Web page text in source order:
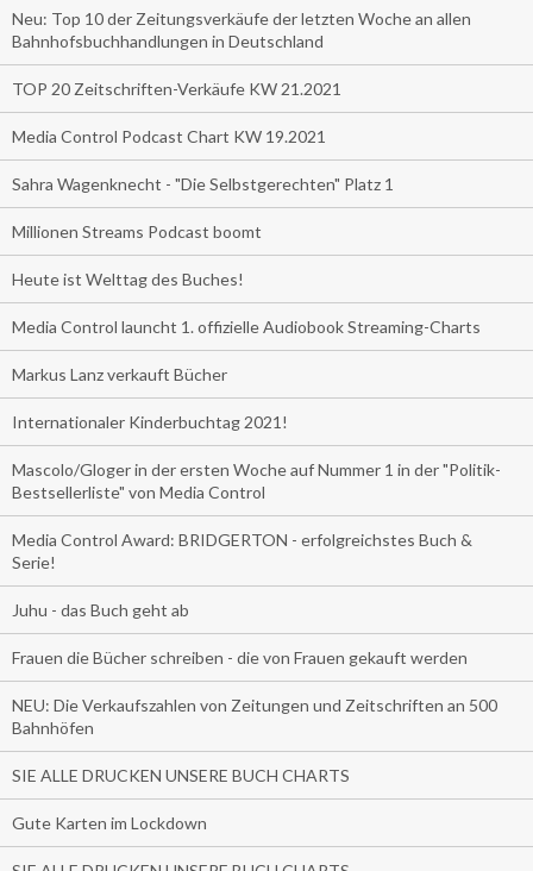
Neu: Top 10 der Zeitungsverkäufe der letzten Woche an allen
Bahnhofsbuchhandlungen in Deutschland
TOP 20 Zeitschriften-Verkäufe KW 21.2021
Media Control Podcast Chart KW 19.2021
Sahra Wagenknecht - "Die Selbstgerechten" Platz 1
Millionen Streams Podcast boomt
Heute ist Welttag des Buches!
Media Control launcht 1. offizielle Audiobook Streaming-Charts
Markus Lanz verkauft Bücher
Internationaler Kinderbuchtag 2021!
Mascolo/Gloger in der ersten Woche auf Nummer 1 in der "Politik-
Bestsellerliste" von Media Control
Media Control Award: BRIDGERTON - erfolgreichstes Buch &
Serie!
Juhu - das Buch geht ab
Frauen die Bücher schreiben - die von Frauen gekauft werden
NEU: Die Verkaufszahlen von Zeitungen und Zeitschriften an 500
Bahnhöfen
SIE ALLE DRUCKEN UNSERE BUCH CHARTS
Gute Karten im Lockdown